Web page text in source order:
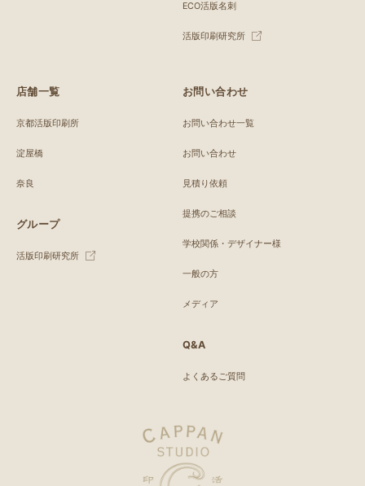
ECO活版名刺
活版印刷研究所
店舗一覧
京都活版印刷所
淀屋橋
奈良
グループ
活版印刷研究所
お問い合わせ
お問い合わせ一覧
お問い合わせ
見積り依頼
提携のご相談
学校関係・デザイナー様
一般の方
メディア
Q&A
よくあるご質問